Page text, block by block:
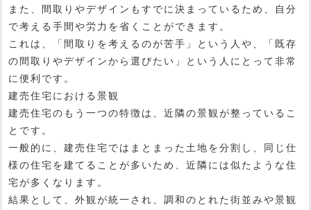
また、間取りやデザインもすでに決まっているため、自分
で考える手間や労力を省くことができます。
これは、「間取りを考えるのが苦手」という人や、「既存
の間取りやデザインから選びたい」という人にとって非常
に便利です。
建売住宅における景観
建売住宅のもう一つの特徴は、近隣の景観が整っているこ
とです。
一般的に、建売住宅ではまとまった土地を分割し、同じ仕
様の住宅を建てることが多いため、近隣には似たような住
宅が多くなります。
結果として、外観が統一され、調和のとれた街並みや景観